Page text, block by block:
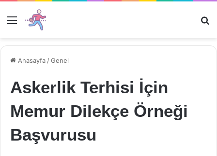
Menü
Anasayfa /Genel
Askerlik Terhisi İçin
Memur Dilekçe Örneği
Başvurusu